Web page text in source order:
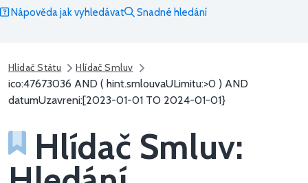
Nápověda jak vyhledávat
Snadné hledání
Hlídač Státu Hlídač Smluv
ico:47673036 AND ( hint.smlouvaULimitu:>0 ) AND
datumUzavreni:[2023-01-01 TO 2024-01-01}
Hlídač Smluv: